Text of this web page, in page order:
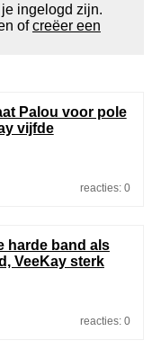
ingelogd zijn.
ofcreëer een
Palou voor pole
vijfde
reacties: 0
harde band als
VeeKay sterk
reacties: 0